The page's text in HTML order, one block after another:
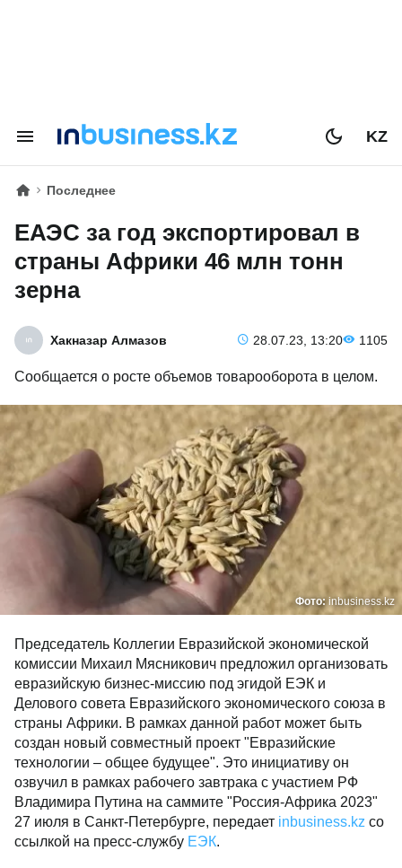
KZ
Последнее
ЕАЭС за год экспортировал в
страны Африки 46 млн тонн
зерна
Хакназар Алмазов 28.07.23, 13:20 1105
Сообщается о росте объемов товарооборота в целом.
Фото: inbusiness.kz
Председатель Коллегии Евразийской экономической
комиссии Михаил Мясникович предложил организовать
евразийскую бизнес-миссию под эгидой ЕЭК и
Делового совета Евразийского экономического союза в
страны Африки. В рамках данной работ может быть
создан новый совместный проект "Евразийские
технологии – общее будущее". Это инициативу он
озвучил в рамках рабочего завтрака с участием РФ
Владимира Путина на саммите "Россия-Африка 2023"
27 июля в Санкт-Петербурге, передает inbusiness.kz со
ссылкой на пресс-службу ЕЭК.